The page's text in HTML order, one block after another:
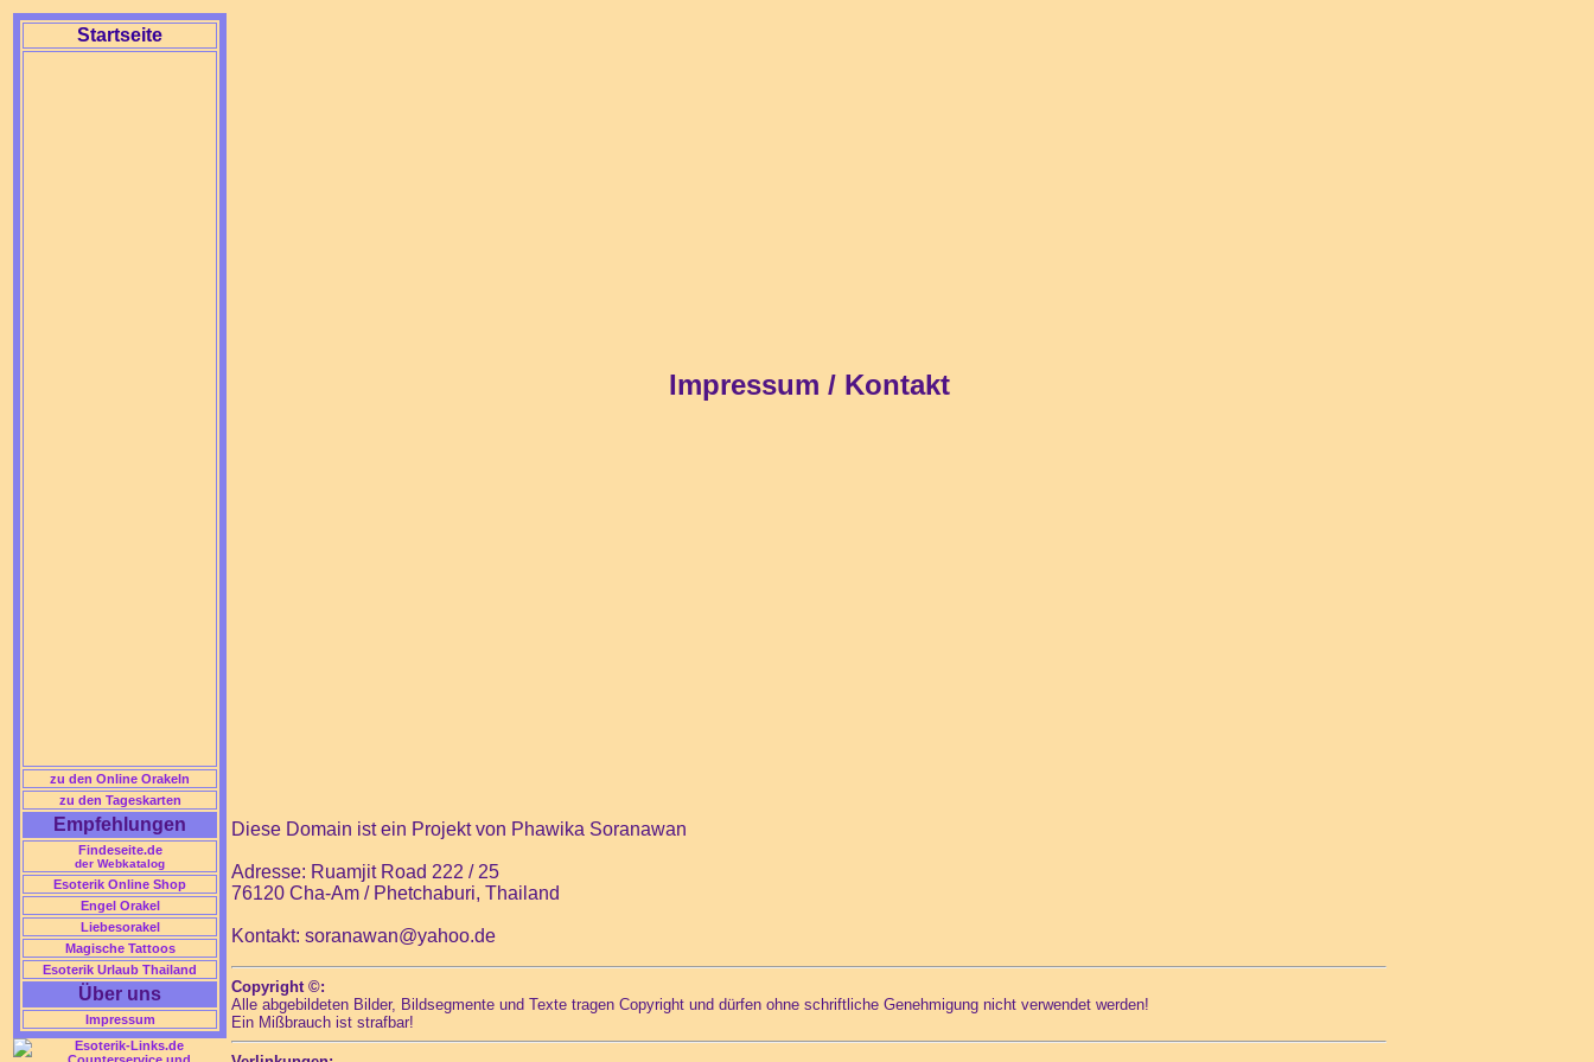
Startseite
zu den Online Orakeln
zu den Tageskarten
Empfehlungen
Findeseite.de
der Webkatalog
Esoterik Online Shop
Engel Orakel
Liebesorakel
Magische Tattoos
Esoterik Urlaub Thailand
Über uns
Impressum
Impressum / Kontakt
Diese Domain ist ein Projekt von Phawika Soranawan
Adresse: Ruamjit Road 222 / 25
76120 Cha-Am / Phetchaburi, Thailand
Kontakt: soranawan@yahoo.de
Copyright ©:
Alle abgebildeten Bilder, Bildsegmente und Texte tragen Copyright und dürfen ohne schriftliche Genehmigung nicht verwendet werden!
Ein Mißbrauch ist strafbar!